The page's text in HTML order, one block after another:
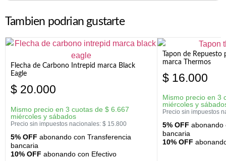
Tambien podrian gustarte
Flecha de Carbono Intrepid marca Black
Eagle
$ 20.000
Mismo precio en 3 cuotas de $ 6.667
miércoles y sábados
Precio sin impuestos nacionales: $ 15.800
5% OFF abonando con Transferencia
bancaria
10% OFF abonando con Efectivo
Tapon de Repuesto
marca Thermos
$ 16.000
Mismo precio en 3
miércoles y
Precio sin impuestos
5% OFF abonando
bancaria
10% OFF